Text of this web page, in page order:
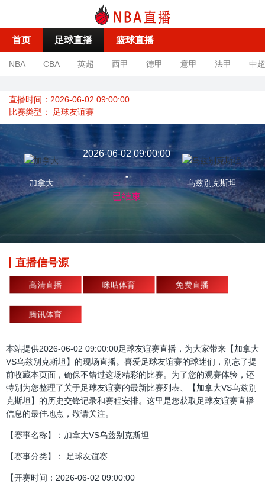
首页 足球直播 篮球直播
NBA CBA 英超 西甲 德甲 意甲 法甲 中超
直播时间：2026-06-02 09:00:00
比赛类型： 足球友谊赛
加拿大
2026-06-02 09:00:00
-
已结束
乌兹别克斯坦
直播信号源
高清直播 咪咕体育 免费直播
腾讯体育
本站提供2026-06-02 09:00:00足球友谊赛直播，为大家带来【加拿大
VS乌兹别克斯坦】的现场直播。喜爱足球友谊赛的球迷们，别忘了提
前收藏本页面，确保不错过这场精彩的比赛。为了您的观赛体验，还
特别为您整理了关于足球友谊赛的最新比赛列表、【加拿大VS乌兹别
克斯坦】的历史交锋记录和赛程安排。这里是您获取足球友谊赛直播
信息的最佳地点，敬请关注。
【赛事名称】：加拿大VS乌兹别克斯坦
【赛事分类】： 足球友谊赛
【开赛时间：2026-06-02 09:00:00